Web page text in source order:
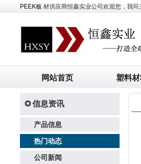
PEEK板 材供应商恒鑫实业公司欢迎您，我
网站首页 塑料
信息资讯
产品信息
热门动态
公司新闻